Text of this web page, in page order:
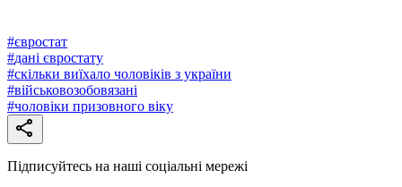
#євростат
#дані євростату
#скільки виїхало чоловіків з україни
#військовозобовязані
#чоловіки призовного віку
Підписуйтесь на наші соціальні мережі